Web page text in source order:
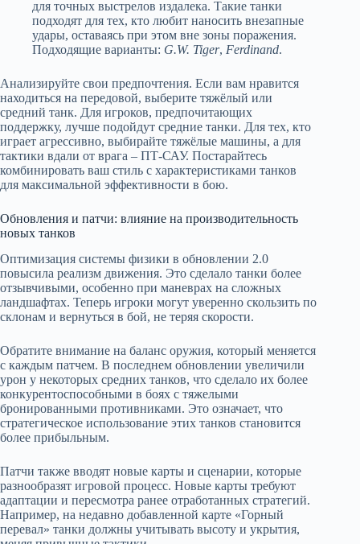
для точных выстрелов издалека. Такие танки
подходят для тех, кто любит наносить внезапные
удары, оставаясь при этом вне зоны поражения.
Подходящие варианты: G.W. Tiger, Ferdinand.
Анализируйте свои предпочтения. Если вам нравится
находиться на передовой, выберите тяжёлый или
средний танк. Для игроков, предпочитающих
поддержку, лучше подойдут средние танки. Для тех, кто
играет агрессивно, выбирайте тяжёлые машины, а для
тактики вдали от врага – ПТ-САУ. Постарайтесь
комбинировать ваш стиль с характеристиками танков
для максимальной эффективности в бою.
Обновления и патчи: влияние на производительность
новых танков
Оптимизация системы физики в обновлении 2.0
повысила реализм движения. Это сделало танки более
отзывчивыми, особенно при маневрах на сложных
ландшафтах. Теперь игроки могут уверенно скользить по
склонам и вернуться в бой, не теряя скорости.
Обратите внимание на баланс оружия, который меняется
с каждым патчем. В последнем обновлении увеличили
урон у некоторых средних танков, что сделало их более
конкурентоспособными в боях с тяжелыми
бронированными противниками. Это означает, что
стратегическое использование этих танков становится
более прибыльным.
Патчи также вводят новые карты и сценарии, которые
разнообразят игровой процесс. Новые карты требуют
адаптации и пересмотра ранее отработанных стратегий.
Например, на недавно добавленной карте «Горный
перевал» танки должны учитывать высоту и укрытия,